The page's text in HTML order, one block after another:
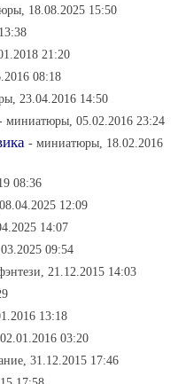
18.08.2025 15:50
21:20
08:18
23.04.2016 14:50
миниатюры, 05.02.2016 23:24
- миниатюры, 18.02.2016
08:36
12:09
14:07
09:54
21.12.2015 14:03
13:18
03:20
31.12.2015 17:46